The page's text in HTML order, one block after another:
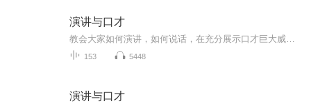
演讲与口才
153 5448
演讲与口才